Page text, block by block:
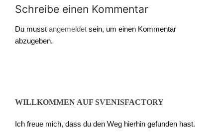
Schreibe einen Kommentar
Du musst angemeldet sein, um einen Kommentar
abzugeben.
WILLKOMMEN AUF SVENISFACTORY
Ich freue mich, dass du den Weg hierhin gefunden hast.